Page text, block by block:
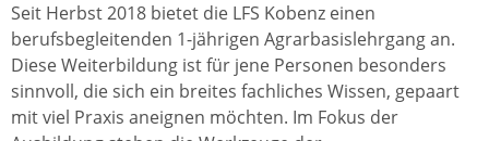
Seit Herbst 2018 bietet die LFS Kobenz einen
berufsbegleitenden 1-jährigen Agrarbasislehrgang an.
Diese Weiterbildung ist für jene Personen besonders
sinnvoll, die sich ein breites fachliches Wissen, gepaart
mit viel Praxis aneignen möchten. Im Fokus der